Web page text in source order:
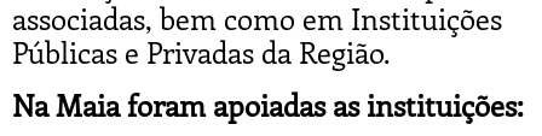
associadas, bem como em Instituições
Públicas e Privadas da Região.
Na Maia foram apoiadas as instituições: